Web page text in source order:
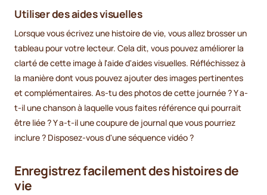
Utiliser des aides visuelles
Lorsque vous écrivez une histoire de vie, vous allez brosser un
tableau pour votre lecteur. Cela dit, vous pouvez améliorer la
clarté de cette image à l'aide d'aides visuelles. Réfléchissez à
la manière dont vous pouvez ajouter des images pertinentes
et complémentaires. As-tu des photos de cette journée ? Y a-
t-il une chanson à laquelle vous faites référence qui pourrait
être liée ? Y a-t-il une coupure de journal que vous pourriez
inclure ? Disposez-vous d'une séquence vidéo ?
Enregistrez facilement des histoires de
vie